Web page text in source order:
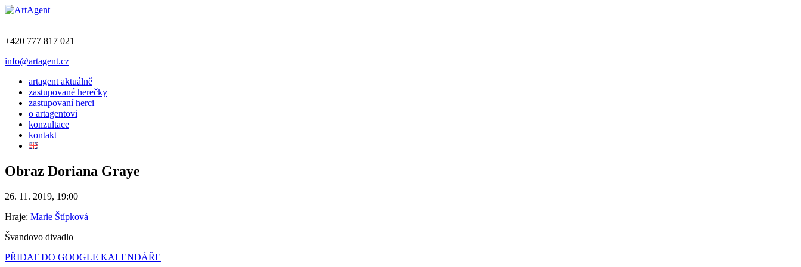
+420 777 817 021
info@artagent.cz
artagent aktuálně
zastupované herečky
zastupovaní herci
o artagentovi
konzultace
kontakt
Obraz Doriana Graye
26. 11. 2019, 19:00
Hraje: Marie Štípková
Švandovo divadlo
PŘIDAT DO GOOGLE KALENDÁŘE